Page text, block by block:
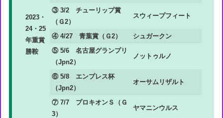
2023・
24・25
年重賞
勝鞍
③ 3/2 チューリップ賞
（Ｇ2）
スウィープフィート
④ 4/27 青葉賞（Ｇ2）
シュガークン
⑤ 5/6 名古屋グランプリ
（Jpn2）
ノットゥルノ
⑥ 5/8 エンプレス杯
（Jpn2）
オーサムリザルト
⑦ 7/7 プロキオンＳ（Ｇ
3）
ヤマニンウルス